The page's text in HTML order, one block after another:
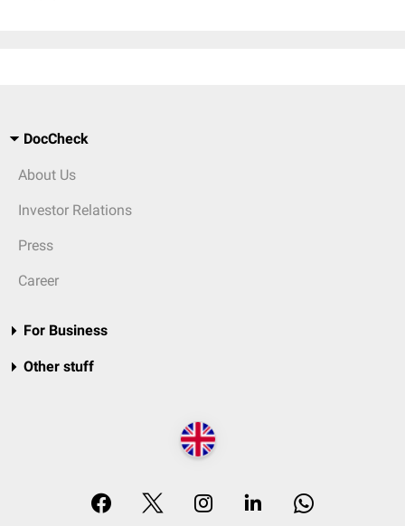
DocCheck
About Us
Investor Relations
Press
Career
For Business
Other stuff